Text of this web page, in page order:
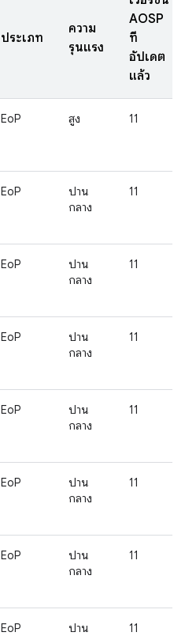
ประเภท
ความ
รุนแรง
AOSP
ที่
อัปเดต
แล้ว
EoP สูง 11
EoP
ปาน
กลาง
11
EoP
ปาน
กลาง
11
EoP
ปาน
กลาง
11
EoP
ปาน
กลาง
11
EoP
ปาน
กลาง
11
EoP
ปาน
กลาง
11
EoP
ปาน
11